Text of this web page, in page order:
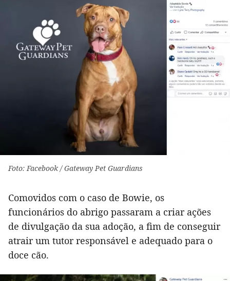
Foto: Facebook / Gateway Pet Guardians
Comovidos com o caso de Bowie, os
funcionários do abrigo passaram a criar ações
de divulgação da sua adoção, a fim de conseguir
atrair um tutor responsável e adequado para o
doce cão.